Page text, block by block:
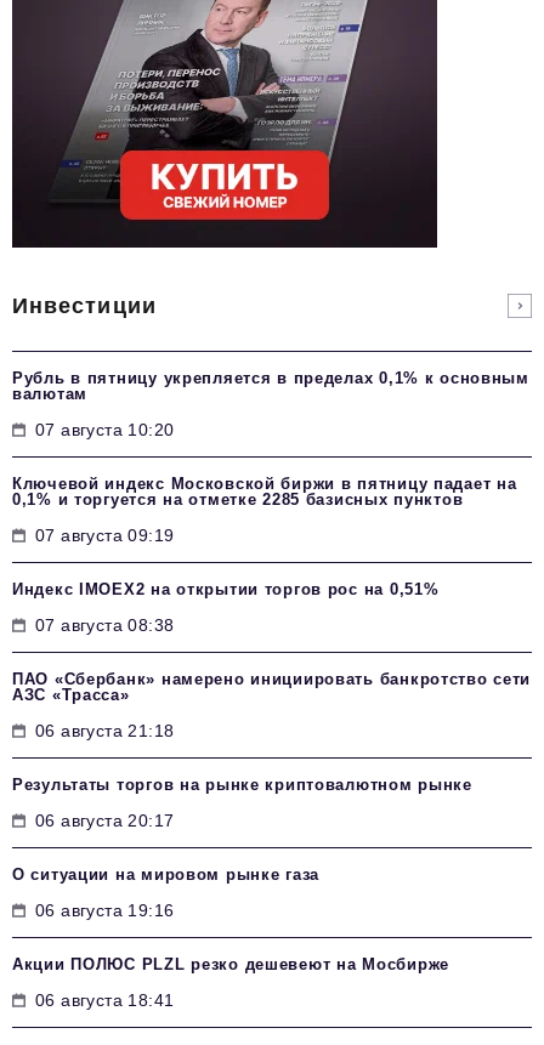
Инвестиции
Рубль в пятницу укрепляется в пределах 0,1% к основным
валютам
07 августа 10:20
Ключевой индекс Московской биржи в пятницу падает на
0,1% и торгуется на отметке 2285 базисных пунктов
07 августа 09:19
Индекс IMOEX2 на открытии торгов рос на 0,51%
07 августа 08:38
ПАО «Сбербанк» намерено инициировать банкротство сети
АЗС «Трасса»
06 августа 21:18
Результаты торгов на рынке криптовалютном рынке
06 августа 20:17
О ситуации на мировом рынке газа
06 августа 19:16
Акции ПОЛЮС PLZL резко дешевеют на Мосбирже
06 августа 18:41